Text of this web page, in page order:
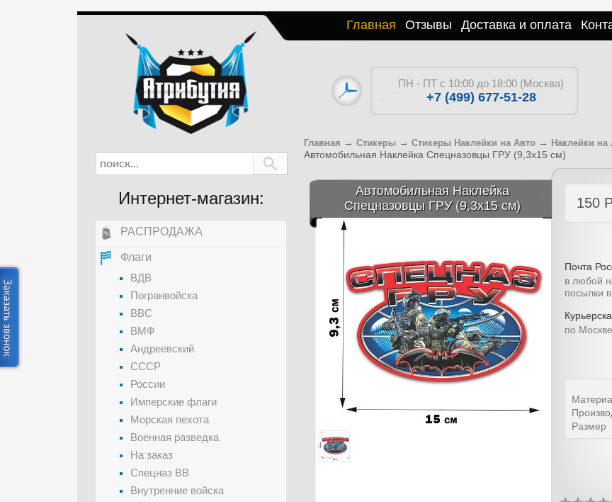
Главная Отзывы Доставка и оплата
ПН - ПТ с 10:00 до 18:00 (Москва)
+7 (499) 677-51-28
Главная → Стикеры → Стикеры Наклейки на Авто → Наклейки на
Автомобильная Наклейка Спецназовцы ГРУ (9,3x15 см)
Автомобильная Наклейка
Спецназовцы ГРУ (9,3x15 см)
150
Почта
в любой
посылки
по
Размер
Интернет-магазин:
РАСПРОДАЖА
Флаги
ВДВ
Погранвойска
ВВС
ВМФ
Андреевский
СССР
России
Имперские флаги
Морская пехота
Военная разведка
На заказ
Спецназ ВВ
Внутренние войска